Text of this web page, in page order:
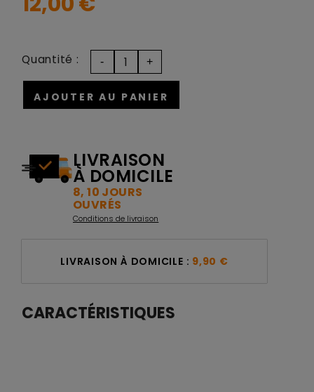
AJOUTER AU PANIER
Quantité :
LIVRAISON
À DOMICILE
8, 10 JOURS
OUVRÉS
Conditions de livraison
LIVRAISON À DOMICILE : 9,90 €
CARACTÉRISTIQUES